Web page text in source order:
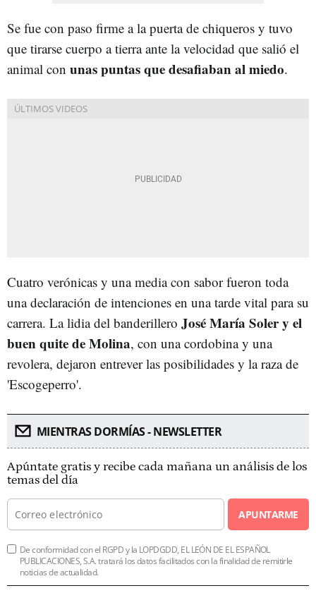
Se fue con paso firme a la puerta de chiqueros y tuvo
que tirarse cuerpo a tierra ante la velocidad que salió el
animal con unas puntas que desafiaban al miedo.
Cuatro verónicas y una media con sabor fueron toda
una declaración de intenciones en una tarde vital para su
carrera. La lidia del banderillero José María Soler y el
buen quite de Molina, con una cordobina y una
revolera, dejaron entrever las posibilidades y la raza de
'Escogeperro'.
MIENTRAS DORMÍAS - NEWSLETTER
Apúntate gratis y recibe cada mañana un análisis de los
temas del día
APUNTARME
De conformidad con el RGPD y la LOPDGDD, EL LEÓN DE EL ESPAÑOL
PUBLICACIONES, S.A. tratará los datos facilitados con la finalidad de remitirle
noticias de actualidad.